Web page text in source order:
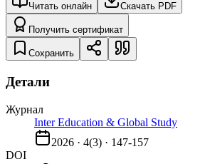
Читать онлайн Скачать PDF
Получить сертификат
Сохранить
Детали
Журнал
Inter Education & Global Study
2026 · 4(3) · 147-157
DOI